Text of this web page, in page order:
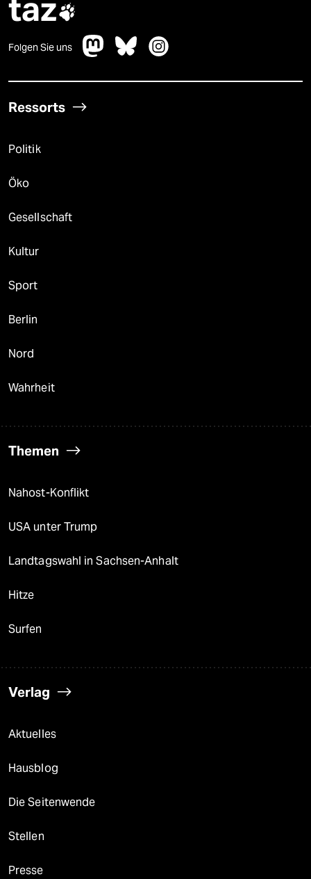
taz
Folgen Sie uns
Ressorts
Politik
Öko
Gesellschaft
Kultur
Sport
Berlin
Nord
Wahrheit
Themen
Nahost-Konflikt
USA unter Trump
Landtagswahl in Sachsen-Anhalt
Hitze
Surfen
Verlag
Aktuelles
Hausblog
Die Seitenwende
Stellen
Presse